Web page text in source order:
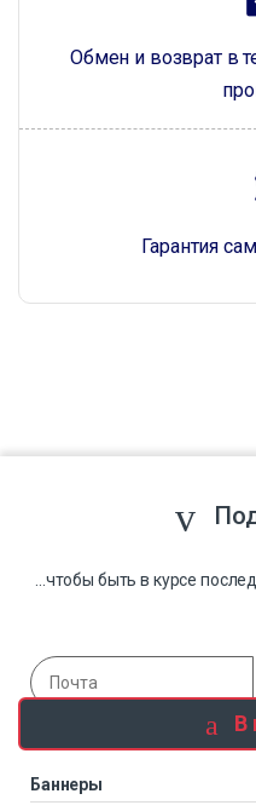
В
Обмен и возврат в
Гарантия
...чтобы быть в курсе
Баннеры